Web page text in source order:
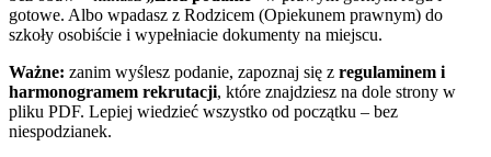
gotowe. Albo wpadasz z Rodzicem (Opiekunem prawnym) do
szkoły osobiście i wypełniacie dokumenty na miejscu.
Ważne: zanim wyślesz podanie, zapoznaj się z regulaminem i
harmonogramem rekrutacji, które znajdziesz na dole strony w
pliku PDF. Lepiej wiedzieć wszystko od początku – bez
niespodzianek.